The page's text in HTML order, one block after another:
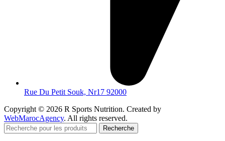
Rue Du Petit Souk, Nr17 92000
Copyright © 2026 R Sports Nutrition. Created by
WebMarocAgency. All rights reserved.
Recherche